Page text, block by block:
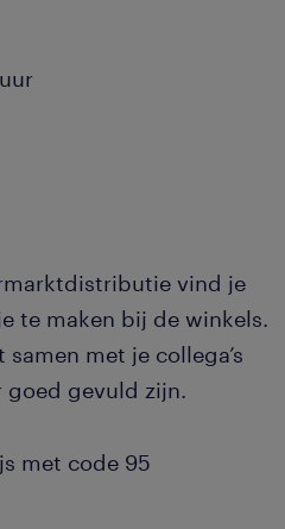
vind je
te maken bij de winkels.
met je collega’s
goed gevuld zijn.
met code 95